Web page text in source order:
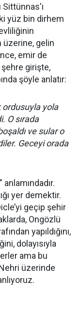
Sittünnas'ı
yüz bin dirhem
üzerine, gelin
emir de
şehre girişte,
şöyle anlatır:
ordusuyla yola
O sırada
ve sular o
Geceyi orada
yer demektir.
geçip şehir
Ongözlü
yapıldığını,
dolayısıyla
ama bu
üzerinde